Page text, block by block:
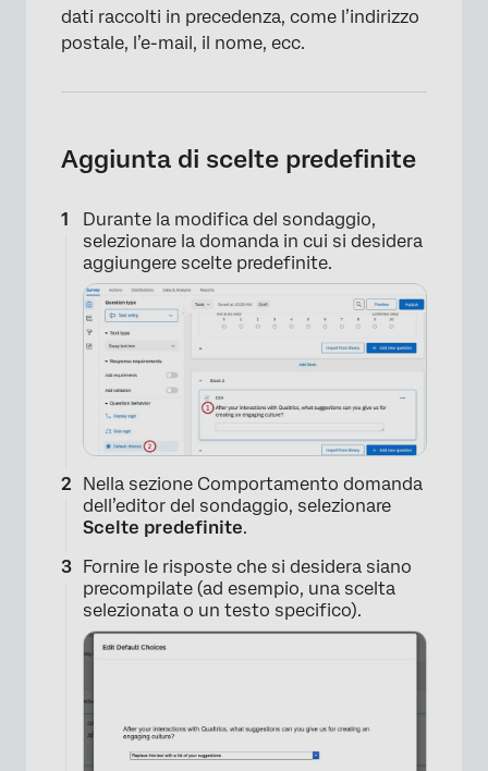
dati raccolti in precedenza, come l’indirizzo
postale, l’e-mail, il nome, ecc.
Aggiunta di scelte predefinite
Durante la modifica del sondaggio,
selezionare la domanda in cui si desidera
aggiungere scelte predefinite.
Nella sezione Comportamento domanda
dell’editor del sondaggio, selezionare
Scelte predefinite.
Fornire le risposte che si desidera siano
precompilate (ad esempio, una scelta
selezionata o un testo specifico).